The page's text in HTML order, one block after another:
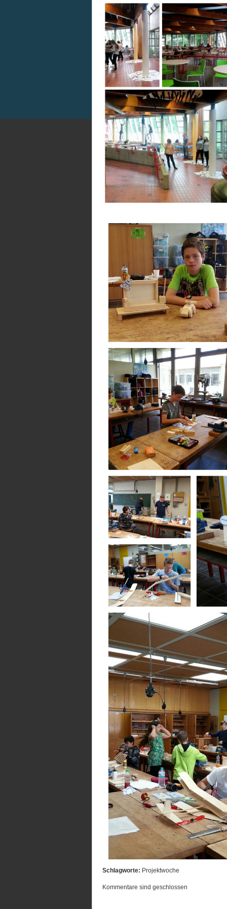
Schlagworte: Projektwoche
Kommentare sind geschlossen